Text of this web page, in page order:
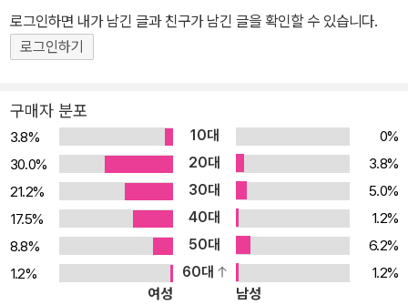
까지 약 15년 동안 두 편의 장편소설과 100편이 넘는 단편소설을 썼
다. 특히 그의 대표작 『각성』은 당시 부도덕한 여성상을 그렸다는 이
유로 수많은 평론가의 혹평과 독자의 항의로 절판되었다가, 1960년
되었다.
이유로 출간 후 독자들의 거센 반발에 부딪혔다. 결국 절판되었다가
쇼팽 사후 60여 년이 지나서야 비로소 페미니즘 소설의 선구로 조명
되며 찬사를 받기 시작했다. 오늘날까지 여러 대학에서 여성학과 문
이 평가되고 있다. 이 책을 번역한 한국기술교육대학교의 한애경 교
수는 섬세하고 시적인 쇼팽의 문체를 정제된 한국어로 세심하게 옮겼
다. 번역 원본으로는 2018년 출간된 노튼 비평판을 사용했다. 오롯이
<자기 자신>으로 살기 원했던 한 여성의 이야기 부유한 사업가와 결
혼하여 겉으로는 <정상적이고 행복한> 가정을 꾸리고 살아가는 에드
나. 남편과 함께 미국 남부에 있는 뉴올리언스 근처의 섬 그랜드 아일
에서 여름휴가를 보내게 된다. 그곳의 자유로운 공기와 탁 트인 바다,
휴가지에서 만난 사람들의 관능적이고 솔직한 인간관계, 스스로를 돌
로그인하면 내가 남긴 글과 친구가 남긴 글을 확인할 수 있습니다.
로그인하기
구매자 분포
3.8% 10대
0%
30.0%
20대
3.8%
21.2%
30대
5.0%
17.5%
40대
1.2%
8.8%
50대
6.2%
1.2%
60대
1.2%
여성
남성